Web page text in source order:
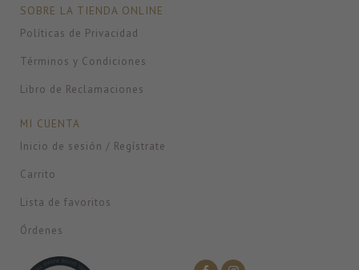
SOBRE LA TIENDA ONLINE
Políticas de Privacidad
Términos y Condiciones
Libro de Reclamaciones
MI CUENTA
Inicio de sesión / Regístrate
Carrito
Lista de favoritos
Órdenes